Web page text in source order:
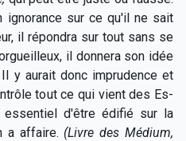
ignorance sur ce qu'il ne sait
il répondra sur tout sans se
il donnera son idée
y aurait donc imprudence et
tout ce qui vient des Es-
d'être édifié sur la
a affaire. (Livre des Médium,